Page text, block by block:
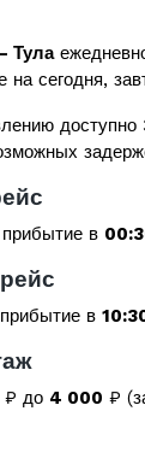
Тула
на сегодня,
доступно
в
в
₽ до 4 000 ₽